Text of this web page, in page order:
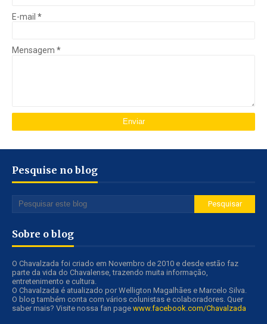
E-mail *
Mensagem *
Pesquise no blog
Sobre o blog
O Chavalzada foi criado em Novembro de 2010 e desde estão faz
parte da vida do Chavalense, trazendo muita informação,
entretenimento e cultura.
O Chavalzada é atualizado por Welligton Magalhães e Marcelo Silva.
O blog também conta com vários colunistas e colaboradores. Quer
saber mais? Visite nossa fan page www.facebook.com/Chavalzada